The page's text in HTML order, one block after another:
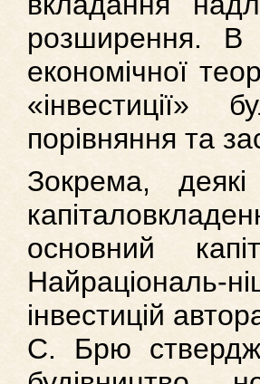
розширення. В
економічної
«інвестиції»
порівняння та
Зокрема,
основний
інвестицій
С. Брю